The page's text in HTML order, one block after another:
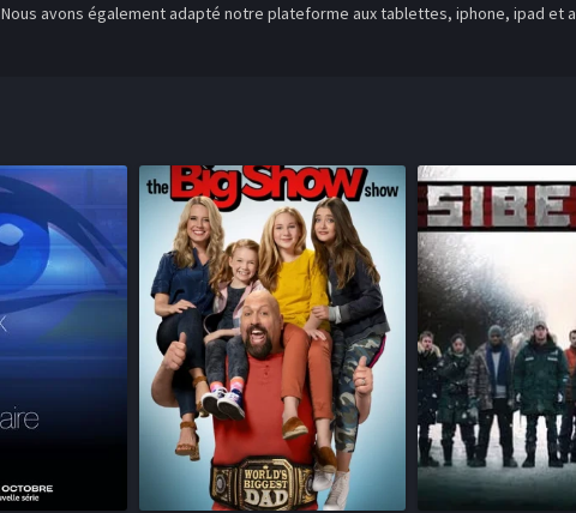
Nous avons également adapté notre plateforme aux tablettes, iphone, ipad et